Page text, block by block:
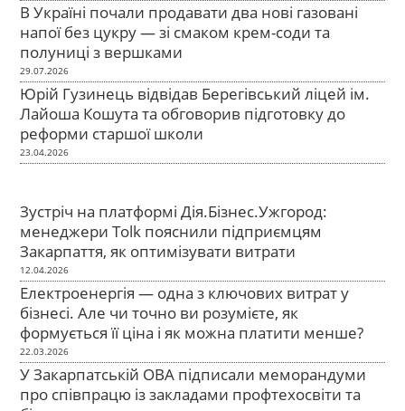
В Україні почали продавати два нові газовані
напої без цукру — зі смаком крем-соди та
полуниці з вершками
29.07.2026
Юрій Гузинець відвідав Берегівський ліцей ім.
Лайоша Кошута та обговорив підготовку до
реформи старшої школи
23.04.2026
Зустріч на платформі Дія.Бізнес.Ужгород:
менеджери Tolk пояснили підприємцям
Закарпаття, як оптимізувати витрати
12.04.2026
Електроенергія — одна з ключових витрат у
бізнесі. Але чи точно ви розумієте, як
формується її ціна і як можна платити менше?
22.03.2026
У Закарпатській ОВА підписали меморандуми
про співпрацю із закладами профтехосвіти та